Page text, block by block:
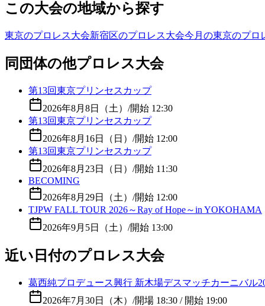
この大会の地域から探す
東京のプロレス大会新宿区のプロレス大会今月の東京のプロ
同団体の他プロレス大会
第13回東京プリンセスカップ
2026年8月8日（土） /開始 12:30
第13回東京プリンセスカップ
2026年8月16日（日） /開始 12:00
第13回東京プリンセスカップ
2026年8月23日（日） /開始 11:30
BECOMING
2026年8月29日（土） /開始 12:00
TJPW FALL TOUR 2026～Ray of Hope～in YOKOHAMA
2026年9月5日（土） /開始 13:00
近い日付のプロレス大会
葛西純プロデュース興行 新木場デスマッチカーニバル
2026年7月30日（木） /開場 18:30 / 開始 19:00